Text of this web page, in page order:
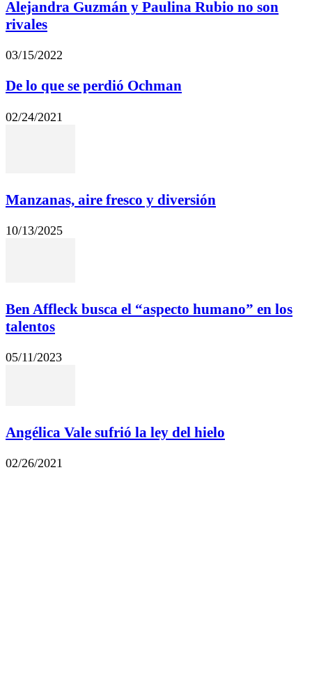
Alejandra Guzmán y Paulina Rubio no son
rivales
03/15/2022
De lo que se perdió Ochman
02/24/2021
Manzanas, aire fresco y diversión
10/13/2025
Ben Affleck busca el “aspecto humano” en los
talentos
05/11/2023
Angélica Vale sufrió la ley del hielo
02/26/2021